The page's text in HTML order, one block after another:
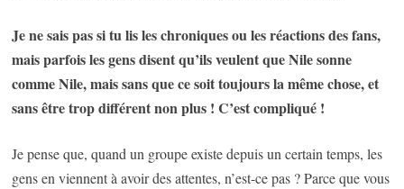
Je ne sais pas si tu lis les chroniques ou les réactions des fans,
mais parfois les gens disent qu’ils veulent que Nile sonne
comme Nile, mais sans que ce soit toujours la même chose, et
sans être trop différent non plus ! C’est compliqué !
Je pense que, quand un groupe existe depuis un certain temps, les
gens en viennent à avoir des attentes, n’est-ce pas ? Parce que vous